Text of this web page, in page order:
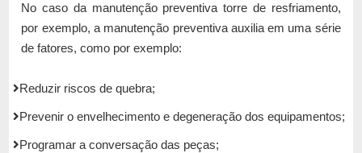
No caso da manutenção preventiva torre de resfriamento,
por exemplo, a manutenção preventiva auxilia em uma série
de fatores, como por exemplo:
Reduzir riscos de quebra;
Prevenir o envelhecimento e degeneração dos equipamentos;
Programar a conversação das peças;